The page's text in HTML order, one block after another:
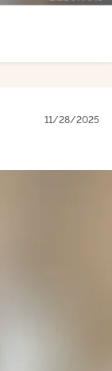
11/28/2025